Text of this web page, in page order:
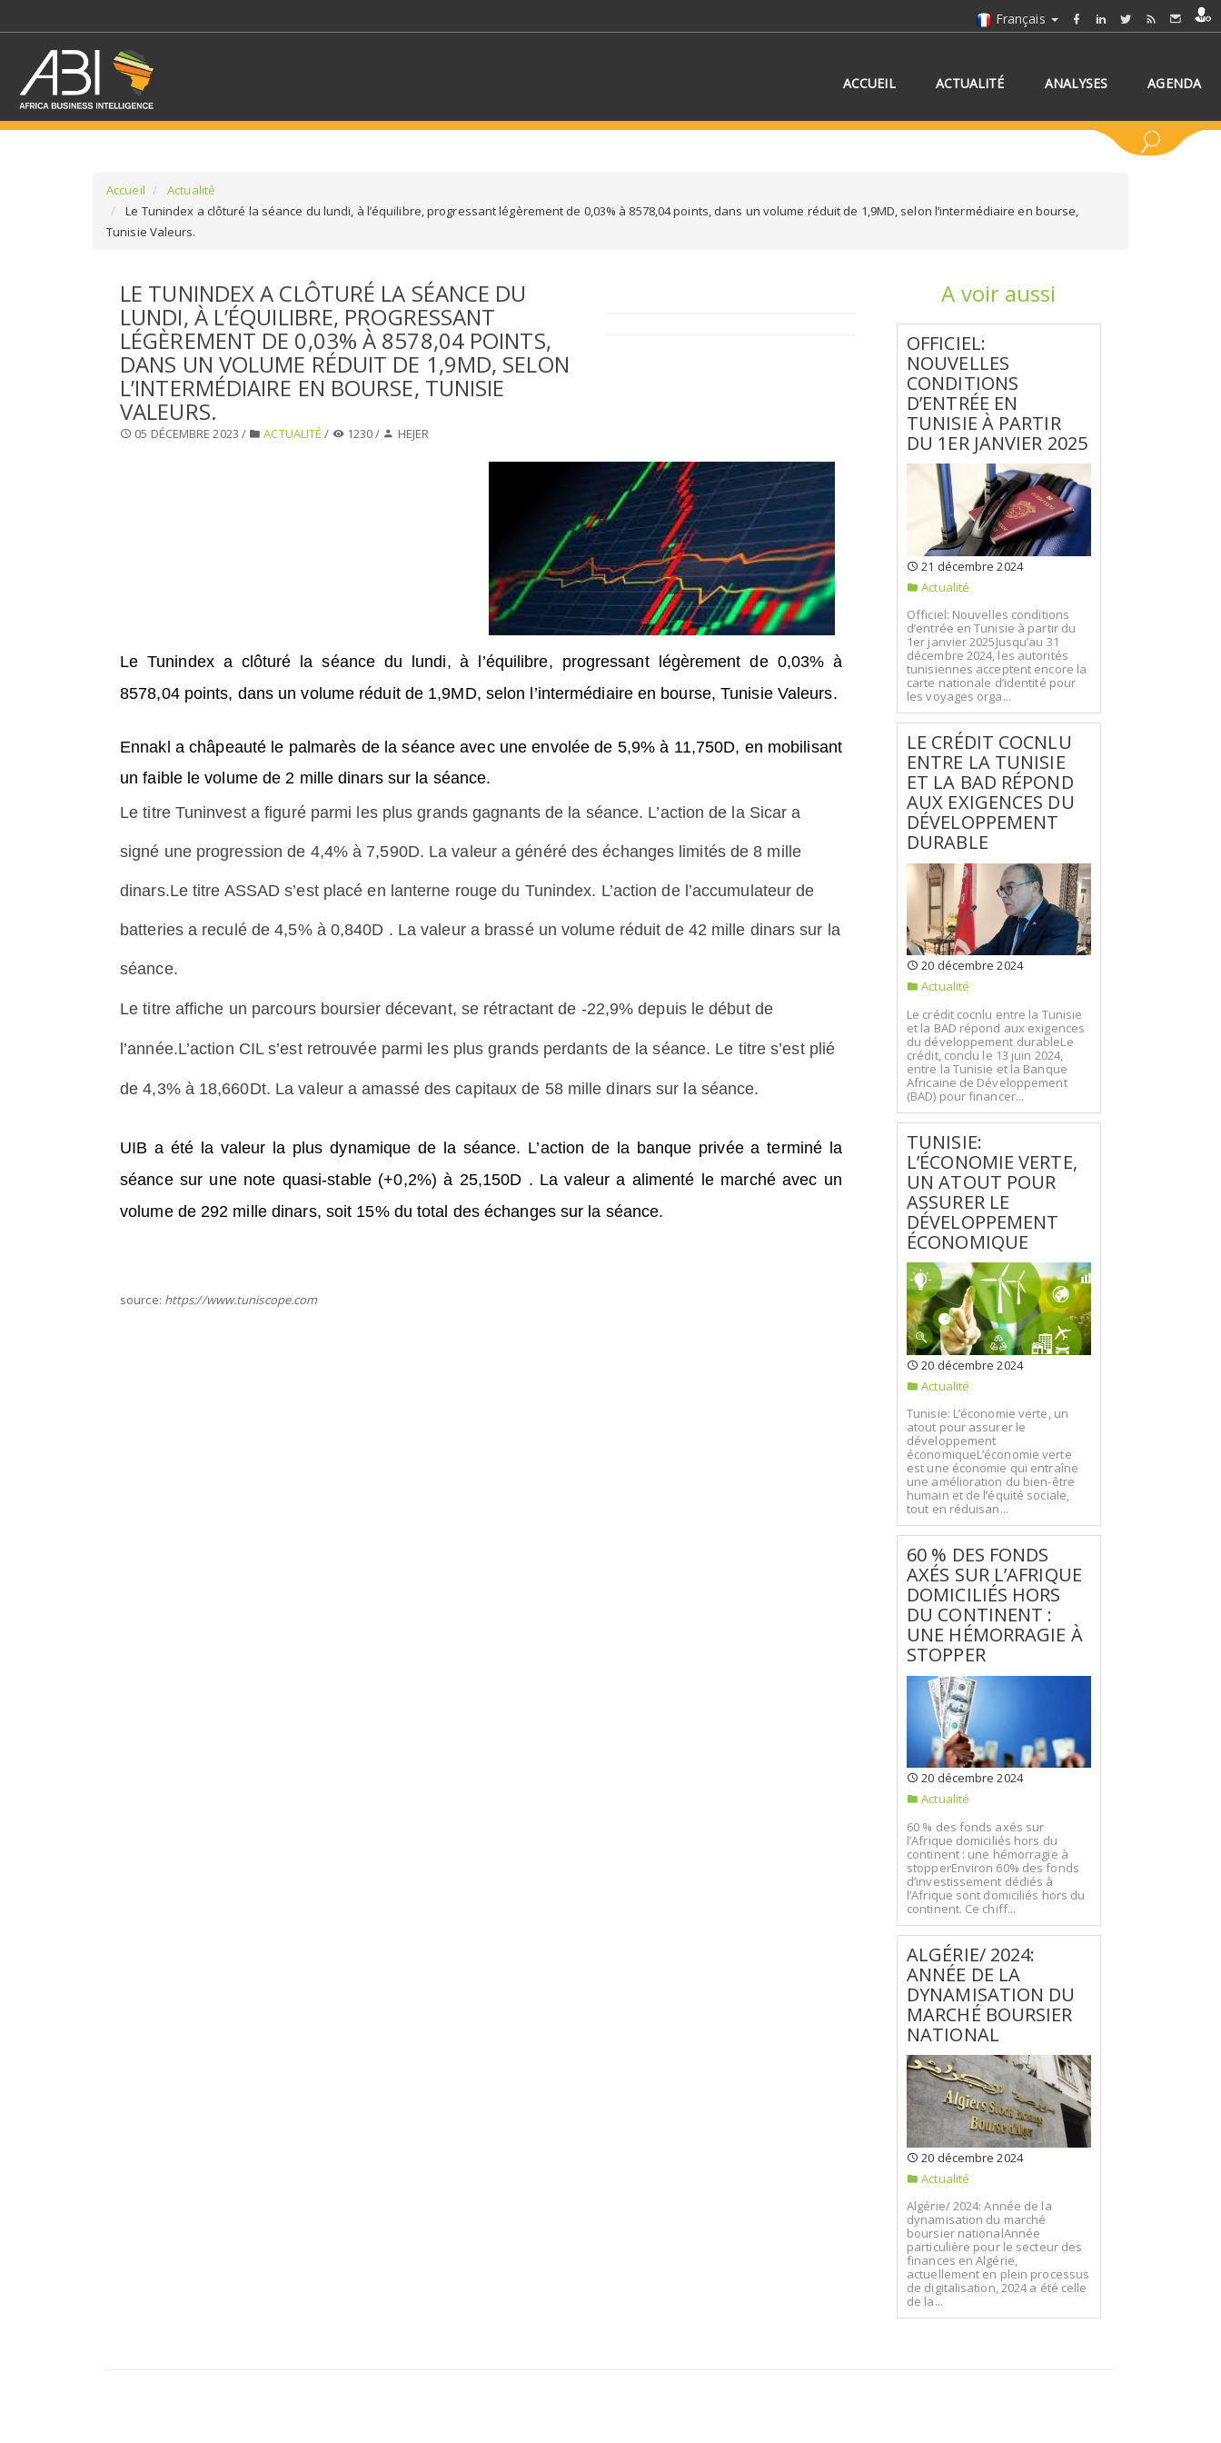
Français
ACCUEIL ACTUALITÉ ANALYSES AGENDA
SELECTIONNEZ UNE SECTION SÉLECTIONNEZ UNE CATÉGORIE
Accueil
Actualité
Le Tunindex a clôturé la séance du lundi, à l’équilibre, progressant légèrement de 0,03% à 8578,04 points, dans un volume réduit de 1,9MD, selon l’intermédiaire en bourse,
Tunisie Valeurs.
LE TUNINDEX A CLÔTURÉ LA SÉANCE DU
LUNDI, À L’ÉQUILIBRE, PROGRESSANT
LÉGÈREMENT DE 0,03% À 8578,04 POINTS,
DANS UN VOLUME RÉDUIT DE 1,9MD, SELON
L’INTERMÉDIAIRE EN BOURSE, TUNISIE
VALEURS.
05 DÉCEMBRE 2023 / ACTUALITÉ / 1230 / HEJER
Le Tunindex a clôturé la séance du lundi, à l’équilibre, progressant légèrement de 0,03% à
8578,04 points, dans un volume réduit de 1,9MD, selon l’intermédiaire en bourse, Tunisie Valeurs.
Ennakl a châpeauté le palmarès de la séance avec une envolée de 5,9% à 11,750D, en mobilisant
un faible le volume de 2 mille dinars sur la séance.
Le titre Tuninvest a figuré parmi les plus grands gagnants de la séance. L’action de la Sicar a
signé une progression de 4,4% à 7,590D. La valeur a généré des échanges limités de 8 mille
dinars.Le titre ASSAD s’est placé en lanterne rouge du Tunindex. L’action de l’accumulateur de
batteries a reculé de 4,5% à 0,840D . La valeur a brassé un volume réduit de 42 mille dinars sur la
séance.
Le titre affiche un parcours boursier décevant, se rétractant de -22,9% depuis le début de
l’année.L’action CIL s’est retrouvée parmi les plus grands perdants de la séance. Le titre s’est plié
de 4,3% à 18,660Dt. La valeur a amassé des capitaux de 58 mille dinars sur la séance.
UIB a été la valeur la plus dynamique de la séance. L’action de la banque privée a terminé la
séance sur une note quasi-stable (+0,2%) à 25,150D . La valeur a alimenté le marché avec un
volume de 292 mille dinars, soit 15% du total des échanges sur la séance.
source: https://www.tuniscope.com
A voir aussi
OFFICIEL:
NOUVELLES
CONDITIONS
D’ENTRÉE EN
TUNISIE À PARTIR
DU 1ER JANVIER 2025
21 décembre 2024
Actualité
Officiel: Nouvelles conditions
d’entrée en Tunisie à partir du
1er janvier 2025Jusqu’au 31
décembre 2024, les autorités
tunisiennes acceptent encore la
carte nationale d’identité pour
les voyages orga...
LE CRÉDIT COCNLU
ENTRE LA TUNISIE
ET LA BAD RÉPOND
AUX EXIGENCES DU
DÉVELOPPEMENT
DURABLE
20 décembre 2024
Actualité
Le crédit cocnlu entre la Tunisie
et la BAD répond aux exigences
du développement durableLe
crédit, conclu le 13 juin 2024,
entre la Tunisie et la Banque
Africaine de Développement
(BAD) pour financer...
TUNISIE:
L’ÉCONOMIE VERTE,
UN ATOUT POUR
ASSURER LE
DÉVELOPPEMENT
ÉCONOMIQUE
20 décembre 2024
Actualité
Tunisie: L’économie verte, un
atout pour assurer le
développement
économiqueL’économie verte
est une économie qui entraîne
une amélioration du bien-être
humain et de l’équité sociale,
tout en réduisan...
60 % DES FONDS
AXÉS SUR L’AFRIQUE
DOMICILIÉS HORS
DU CONTINENT :
UNE HÉMORRAGIE À
STOPPER
20 décembre 2024
Actualité
60 % des fonds axés sur
l’Afrique domiciliés hors du
continent : une hémorragie à
stopperEnviron 60% des fonds
d’investissement dédiés à
l’Afrique sont domiciliés hors du
continent. Ce chiff...
ALGÉRIE/ 2024:
ANNÉE DE LA
DYNAMISATION DU
MARCHÉ BOURSIER
NATIONAL
20 décembre 2024
Actualité
Algérie/ 2024: Année de la
dynamisation du marché
boursier nationalAnnée
particulière pour le secteur des
finances en Algérie,
actuellement en plein processus
de digitalisation, 2024 a été celle
de la...